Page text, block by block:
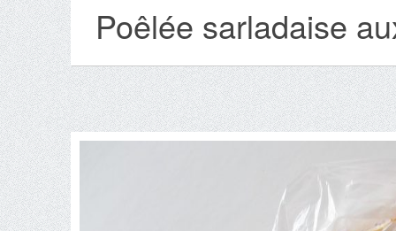
Poêlée sarladaise